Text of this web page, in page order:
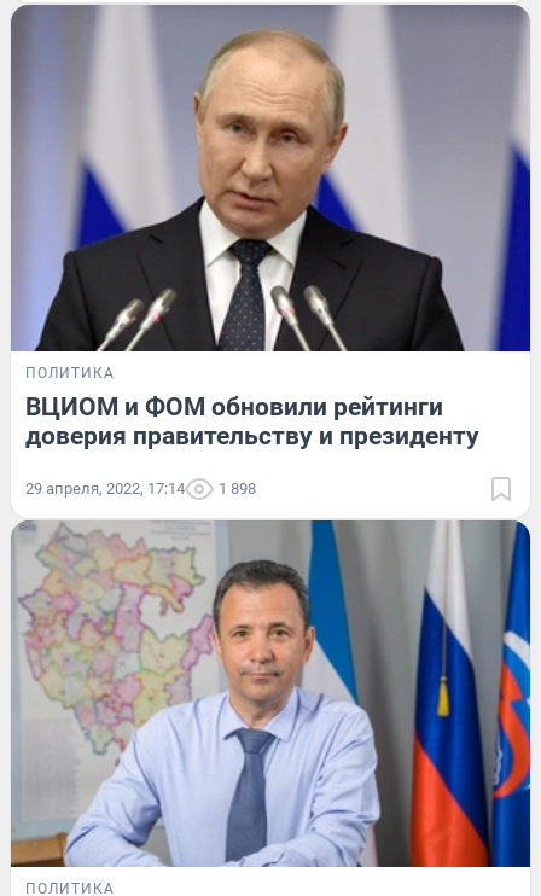
ПОЛИТИКА
ВЦИОМ и ФОМ обновили рейтинги
доверия правительству и президенту
29 апреля, 2022, 17:14 1 898
ПОЛИТИКА